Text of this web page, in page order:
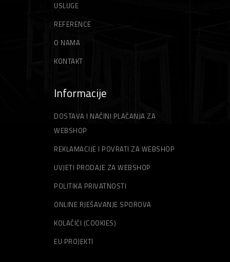
USLUGE
REFERENCE
O NAMA
KONTAKT
Informacije
DOSTAVA I NAČINI PLAĆANJA ZA
WEBSHOP
REKLAMACIJE I POVRATI ZA WEBSHOP
UVJETI PRODAJE ZA WEBSHOP
POLITIKA PRIVATNOSTI
ONLINE RJEŠAVANJE SPOROVA
KOLAČIĆI (COOKIES)
EU PROJEKTI